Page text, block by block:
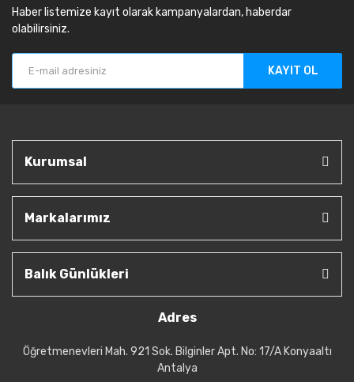
Haber listemize kayıt olarak kampanyalardan, haberdar
olabilirsiniz.
KAYIT OL
Kurumsal
Markalarımız
Balık Günlükleri
Adres
Öğretmenevleri Mah. 921 Sok. Bilginler Apt. No: 17/A Konyaaltı
Antalya